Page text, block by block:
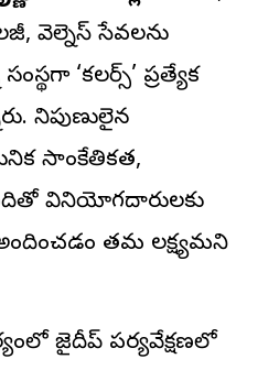
వెల్నెస్ సేవలను
‘కలర్స్’ ప్రత్యేక
నిపుణులైన
సాంకేతికత,
వినియోగదారులకు
తమ లక్ష్యమని
జైదీప్ పర్యవేక్షణలో